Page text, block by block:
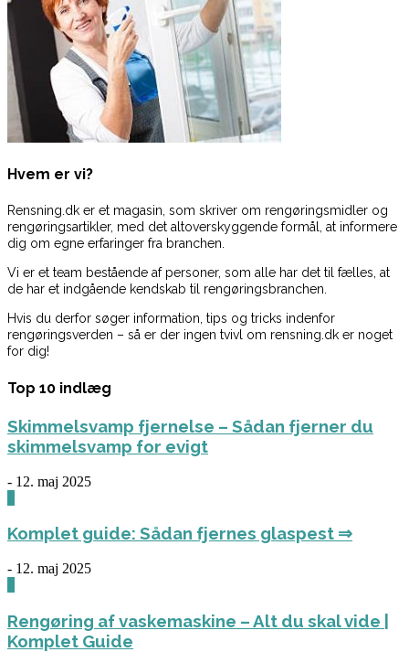
Hvem er vi?
Rensning.dk er et magasin, som skriver om rengøringsmidler og
rengøringsartikler, med det altoverskyggende formål, at informere
dig om egne erfaringer fra branchen.
Vi er et team bestående af personer, som alle har det til fælles, at
de har et indgående kendskab til rengøringsbranchen.
Hvis du derfor søger information, tips og tricks indenfor
rengøringsverden – så er der ingen tvivl om rensning.dk er noget
for dig!
Top 10 indlæg
Skimmelsvamp fjernelse – Sådan fjerner du
skimmelsvamp for evigt
- 12. maj 2025
Komplet guide: Sådan fjernes glaspest ⇒
- 12. maj 2025
Rengøring af vaskemaskine – Alt du skal vide |
Komplet Guide